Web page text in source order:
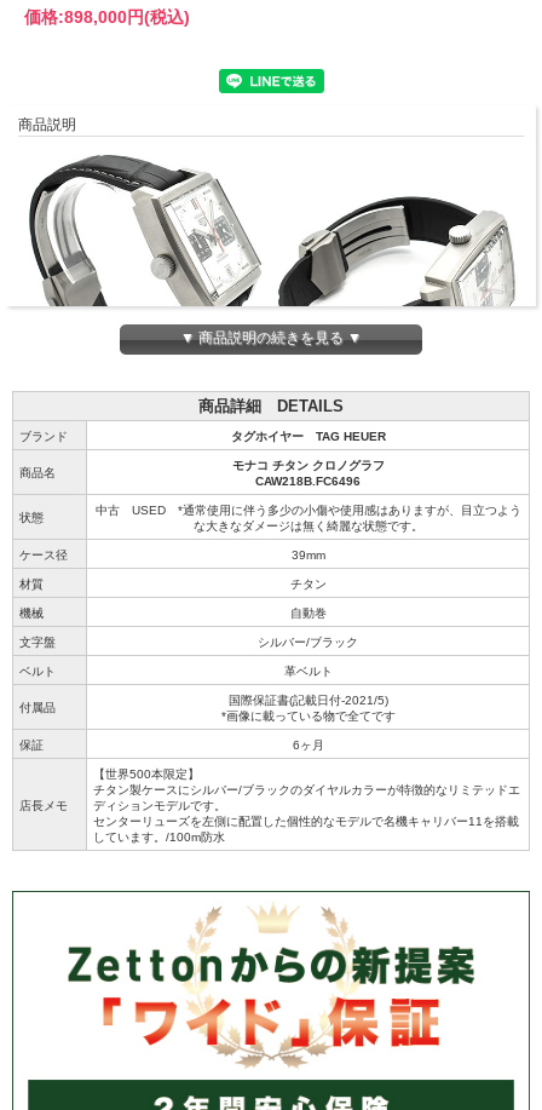
価格:898,000円(税込)
商品説明
▼ 商品説明の続きを見る ▼
商品詳細 DETAILS
ブランド タグホイヤー TAG HEUER
商品名
モナコ チタン クロノグラフ
CAW218B.FC6496
状態
中古 USED *通常使用に伴う多少の小傷や使用感はありますが、目立つよう
な大きなダメージは無く綺麗な状態です。
ケース径 39mm
材質 チタン
機械 自動巻
文字盤 シルバー/ブラック
ベルト 革ベルト
付属品
国際保証書(記載日付-2021/5)
*画像に載っている物で全てです
保証 6ヶ月
店長メモ
【世界500本限定】
チタン製ケースにシルバー/ブラックのダイヤルカラーが特徴的なリミテッドエ
ディションモデルです。
センターリューズを左側に配置した個性的なモデルで名機キャリバー11を搭載
しています。/100m防水